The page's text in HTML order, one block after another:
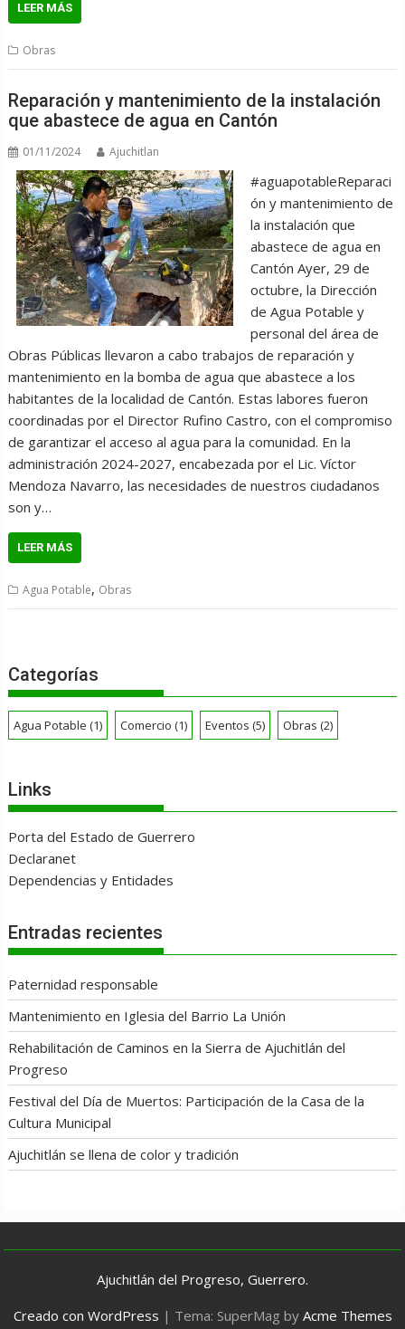
LEER MÁS
Obras
Reparación y mantenimiento de la instalación
que abastece de agua en Cantón
01/11/2024 Ajuchitlan
#aguapotableReparaci
ón y mantenimiento de
la instalación que
abastece de agua en
Cantón Ayer, 29 de
octubre, la Dirección
de Agua Potable y
personal del área de
Obras Públicas llevaron a cabo trabajos de reparación y
mantenimiento en la bomba de agua que abastece a los
habitantes de la localidad de Cantón. Estas labores fueron
coordinadas por el Director Rufino Castro, con el compromiso
de garantizar el acceso al agua para la comunidad. En la
administración 2024-2027, encabezada por el Lic. Víctor
Mendoza Navarro, las necesidades de nuestros ciudadanos
son y…
LEER MÁS
Agua Potable, Obras
Categorías
Agua Potable (1) Comercio (1) Eventos (5) Obras (2)
Links
Porta del Estado de Guerrero
Declaranet
Dependencias y Entidades
Entradas recientes
Paternidad responsable
Mantenimiento en Iglesia del Barrio La Unión
Rehabilitación de Caminos en la Sierra de Ajuchitlán del
Progreso
Festival del Día de Muertos: Participación de la Casa de la
Cultura Municipal
Ajuchitlán se llena de color y tradición
Ajuchitlán del Progreso, Guerrero.
Creado con WordPress | Tema: SuperMag by Acme Themes